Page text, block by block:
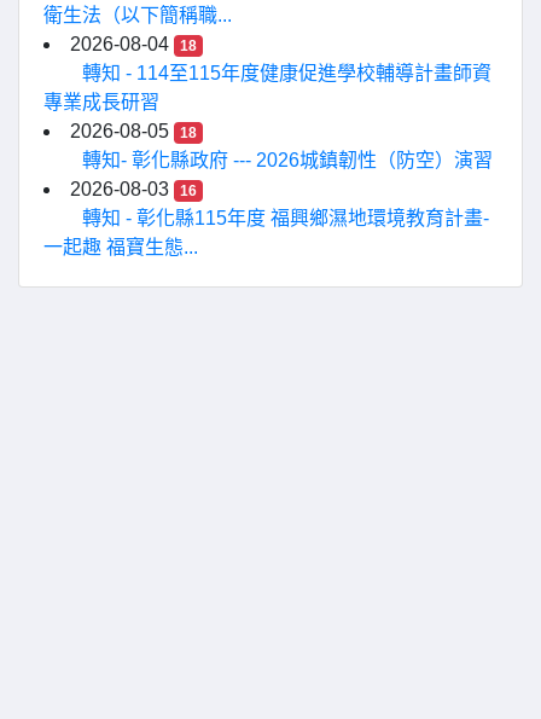
衛生法（以下簡稱職...
2026-08-04
18
轉知 - 114至115年度健康促進學校輔導計畫師資
專業成長研習
2026-08-05
18
轉知- 彰化縣政府 --- 2026城鎮韌性（防空）演習
2026-08-03
16
轉知 - 彰化縣115年度 福興鄉濕地環境教育計畫-
一起趣 福寶生態...